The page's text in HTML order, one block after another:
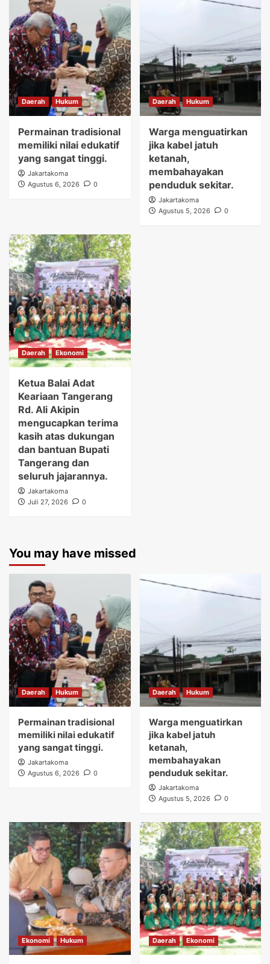
Daerah Hukum
Permainan tradisional
memiliki nilai edukatif
yang sangat tinggi.
Jakartakoma
Agustus 6, 2026
0
Daerah Hukum
Warga menguatirkan
jika kabel jatuh
ketanah,
membahayakan
penduduk sekitar.
Jakartakoma
Agustus 5, 2026
0
Daerah Ekonomi
Ketua Balai Adat
Keariaan Tangerang
Rd. Ali Akipin
mengucapkan terima
kasih atas dukungan
dan bantuan Bupati
Tangerang dan
seluruh jajarannya.
Jakartakoma
Juli 27, 2026
0
You may have missed
Daerah Hukum
Permainan tradisional
memiliki nilai edukatif
yang sangat tinggi.
Jakartakoma
Agustus 6, 2026
0
Daerah Hukum
Warga menguatirkan
jika kabel jatuh
ketanah,
membahayakan
penduduk sekitar.
Jakartakoma
Agustus 5, 2026
0
Ekonomi Hukum Daerah Ekonomi